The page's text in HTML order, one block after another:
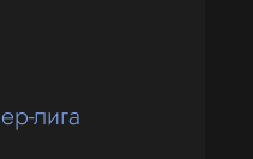
лига